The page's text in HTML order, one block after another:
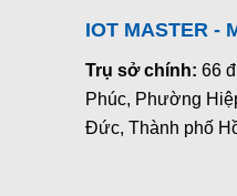
IOT MASTER -
Trụ sở chính: 66
Phúc, Phường
Đức, Thành phố